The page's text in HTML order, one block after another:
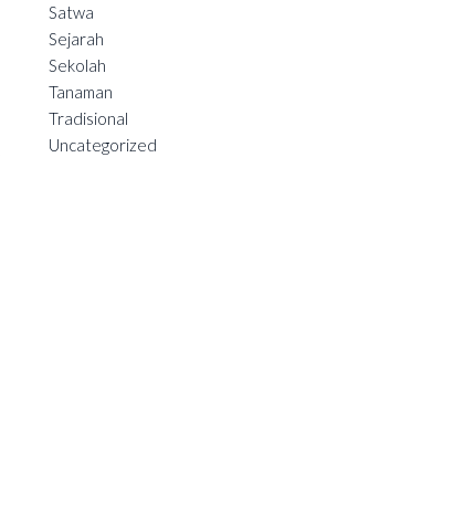
Satwa
Sejarah
Sekolah
Tanaman
Tradisional
Uncategorized